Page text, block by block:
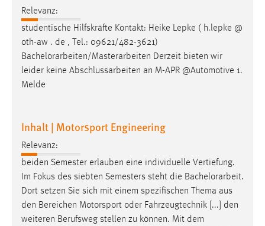
Relevanz:
studentische Hilfskräfte Kontakt: Heike Lepke ( h.lepke @
oth-aw . de , Tel.: 09621/482-3621)
Bachelorarbeiten/Masterarbeiten Derzeit bieten wir
leider keine Abschlussarbeiten an M-APR @Automotive 1.
Melde
Inhalt | Motorsport Engineering
Relevanz:
beiden Semester erlauben eine individuelle Vertiefung.
Im Fokus des siebten Semesters steht die Bachelorarbeit.
Dort setzen Sie sich mit einem spezifischen Thema aus
den Bereichen Motorsport oder Fahrzeugtechnik [...] den
weiteren Berufsweg stellen zu können. Mit dem
Name:
MibewSessionID, MIBEW_UserID, mibew_locale, mibew-
chat-frame-style-5e9dbeb1811c0446
Zweck:
Cookie Laufzeit:
5e9dbeb1811c0446 = Sitzungslaufzeit, mibew_locale = 3
Jahre, MIBEW_UserID = 1 Jahr
Login
Name: